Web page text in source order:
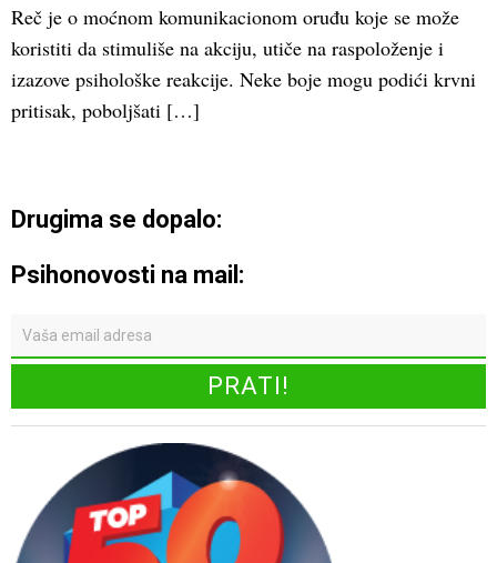
Reč je o moćnom komunikacionom oruđu koje se može
koristiti da stimuliše na akciju, utiče na raspoloženje i
izazove psihološke reakcije. Neke boje mogu podići krvni
pritisak, poboljšati […]
Drugima se dopalo:
Psihonovosti na mail: